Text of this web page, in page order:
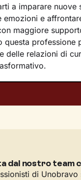
a imparare nuove
emozioni e
maggiore
questa professione
delle relazioni di
dal nostro team
di Unobravo